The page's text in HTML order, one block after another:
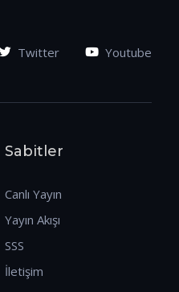
Twitter Youtube
Sabitler
Canlı Yayın
Yayın Akışı
SSS
İletişim